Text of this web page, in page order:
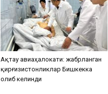
Ақтау авиаҳалокати: жабрланган
қирғизистонликлар Бишкекка
олиб келинди